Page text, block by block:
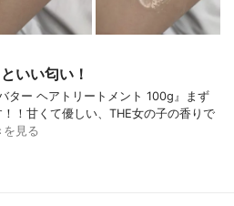
いい匂い！
ター ヘアトリートメント 100g』まず
！甘くて優しい、THE女の子の香りで
を見る